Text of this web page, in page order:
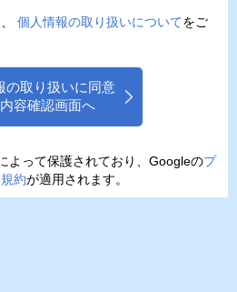
個人情報の取り扱いについてをご
の取り扱いに同意
容確認画面へ
よって保護されており、Googleのプ
約が適用されます。